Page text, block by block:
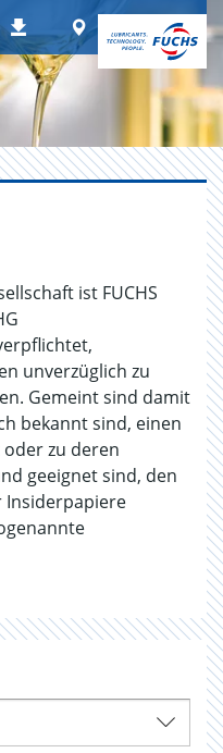
DownloadsWorldwide
ist FUCHS
unverzüglich zu
Gemeint sind damit
bekannt sind, einen
oder zu deren
geeignet sind, den
Insiderpapiere